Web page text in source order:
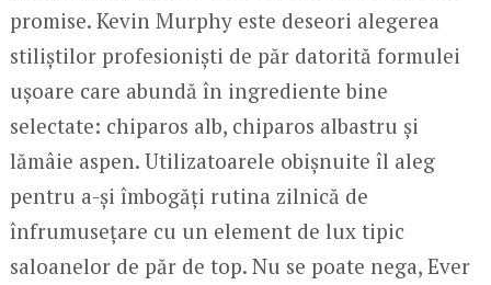
promise. Kevin Murphy este deseori alegerea
stiliștilor profesioniști de păr datorită formulei
ușoare care abundă în ingrediente bine
selectate: chiparos alb, chiparos albastru și
lămâie aspen. Utilizatoarele obișnuite îl aleg
pentru a-și îmbogăți rutina zilnică de
înfrumusețare cu un element de lux tipic
saloanelor de păr de top. Nu se poate nega, Ever